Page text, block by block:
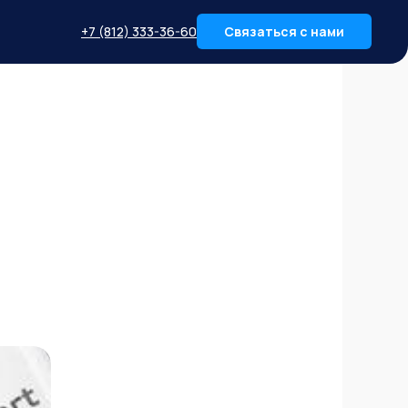
+7 (812) 333-36-60 Связаться с нами